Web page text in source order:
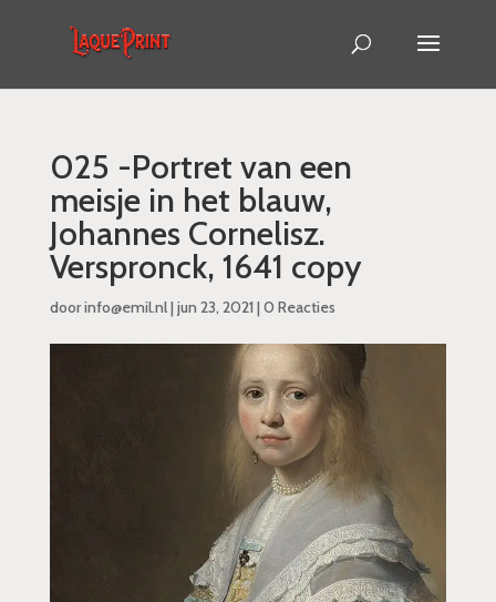
025 -Portret van een
meisje in het blauw,
Johannes Cornelisz.
Verspronck, 1641 copy
doorinfo@emil.nl| jun 23, 2021 | 0 Reacties